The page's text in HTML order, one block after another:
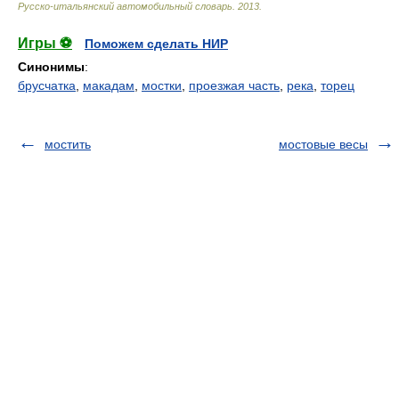
Русско-итальянский автомобильный словарь 2013
Игры ⚽
Поможем сделать НИР
Синонимы:
брусчатка
макадам мостки проезжая часть река торец
мостить мостовые весы